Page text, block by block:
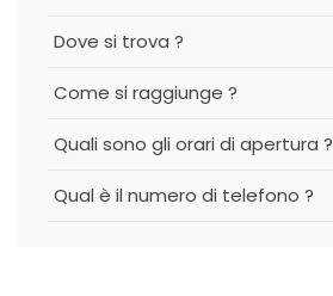
Dove si trova ?
Come si raggiunge ?
Quali sono gli orari di apertura ?
Qual è il numero di telefono ?